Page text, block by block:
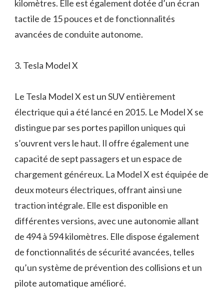
kilomètres. Elle est également dotée d’un écran
tactile de 15 pouces et de fonctionnalités
avancées de conduite autonome.
3. Tesla Model X
Le Tesla Model X est un SUV entièrement
électrique qui a été lancé en 2015. Le Model X se
distingue par ses portes papillon uniques qui
s’ouvrent vers le haut. Il offre également une
capacité de sept passagers et un espace de
chargement généreux. La Model X est équipée de
deux moteurs électriques, offrant ainsi une
traction intégrale. Elle est disponible en
différentes versions, avec une autonomie allant
de 494 à 594 kilomètres. Elle dispose également
de fonctionnalités de sécurité avancées, telles
qu’un système de prévention des collisions et un
pilote automatique amélioré.